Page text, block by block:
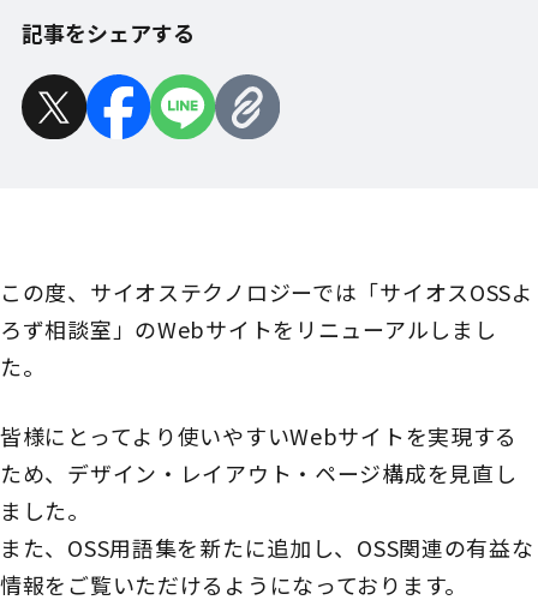
記事をシェアする
この度、サイオステクノロジーでは「サイオスOSSよ
ろず相談室」のWebサイトをリニューアルしまし
た。
皆様にとってより使いやすいWebサイトを実現する
ため、デザイン・レイアウト・ページ構成を見直し
ました。
また、OSS用語集を新たに追加し、OSS関連の有益な
情報をご覧いただけるようになっております。